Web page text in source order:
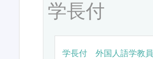
学長付
学長付 外国人語学教員